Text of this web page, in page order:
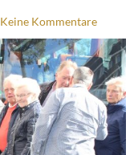
Keine Kommentare